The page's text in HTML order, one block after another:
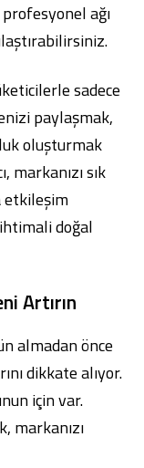
ağı
sadece
paylaşmak,
oluşturmak
markanızı sık
etkileşim
doğal
Artırın
almadan önce
dikkate alıyor.
için var.
markanızı